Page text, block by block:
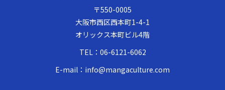
〒550-0005
大阪市西区西本町1-4-1
オリックス本町ビル4階
TEL： 06-6121-6062
E-mail： info@mangaculture.com